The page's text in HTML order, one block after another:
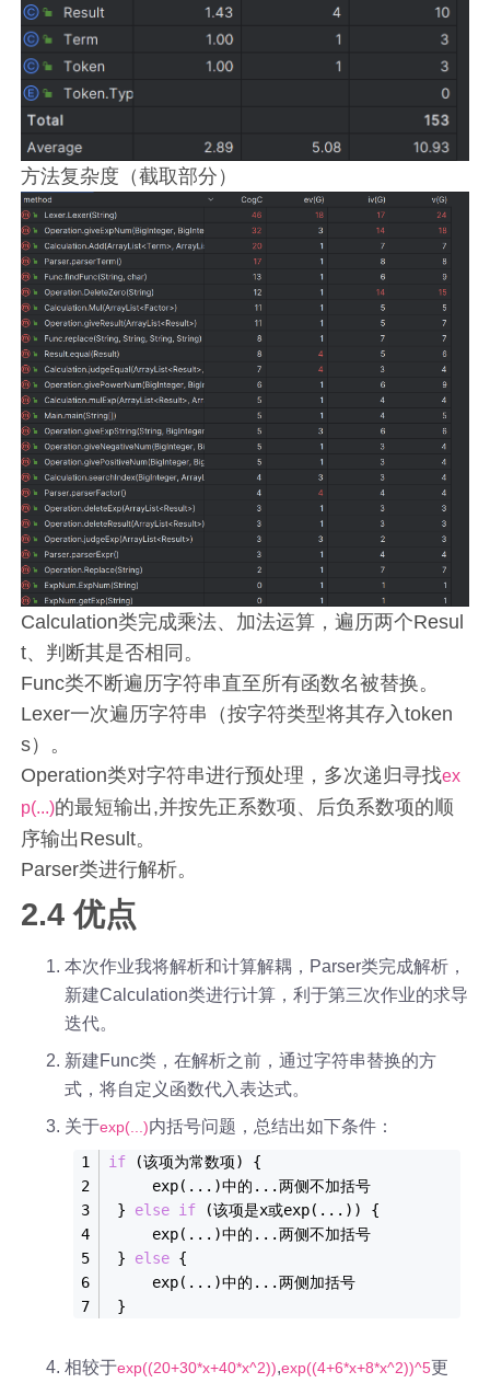
方法复杂度（截取部分）
Calculation类完成乘法、加法运算，遍历两个Resul
t、判断其是否相同。
Func类不断遍历字符串直至所有函数名被替换。
Lexer一次遍历字符串（按字符类型将其存入token
s）。
Operation类对字符串进行预处理，多次递归寻找ex
p(...)的最短输出,并按先正系数项、后负系数项的顺
序输出Result。
Parser类进行解析。
2.4 优点
本次作业我将解析和计算解耦，Parser类完成解析，
新建Calculation类进行计算，利于第三次作业的求导
迭代。
新建Func类，在解析之前，通过字符串替换的方
式，将自定义函数代入表达式。
关于exp(...)内括号问题，总结出如下条件：
if (该项为常数项) {
     exp(
... )中的 ...两侧不加括号
} else if (该项是x或exp( ... )) {
     exp(
... )中的 ...两侧不加括号
} else {
     exp(
... )中的 ...两侧加括号
}
相较于exp((20+30*x+40*x^2)),exp((4+6*x+8*x^2))^5更